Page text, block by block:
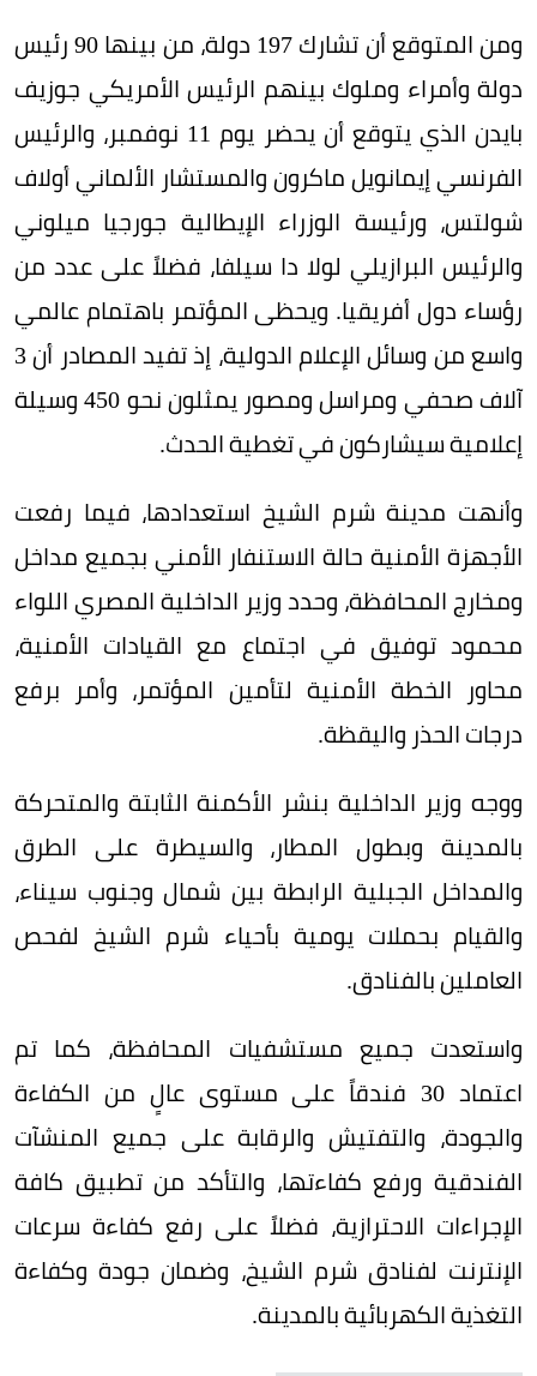
ومن المتوقع أن تشارك 197 دولة، من بينها 90 رئيس
دولة وأمراء وملوك بينهم الرئيس الأمريكي جوزيف
بايدن الذي يتوقع أن يحضر يوم 11 نوفمبر، والرئيس
الفرنسي إيمانويل ماكرون والمستشار الألماني أولاف
شولتس، ورئيسة الوزراء الإيطالية جورجيا ميلوني
والرئيس البرازيلي لولا دا سيلفا، فضلاً على عدد من
رؤساء دول أفريقيا. ويحظى المؤتمر باهتمام عالمي
واسع من وسائل الإعلام الدولية، إذ تفيد المصادر أن 3
آلاف صحفي ومراسل ومصور يمثلون نحو 450 وسيلة
إعلامية سيشاركون في تغطية الحدث.
وأنهت مدينة شرم الشيخ استعدادها، فيما رفعت
الأجهزة الأمنية حالة الاستنفار الأمني بجميع مداخل
ومخارج المحافظة، وحدد وزير الداخلية المصري اللواء
محمود توفيق في اجتماع مع القيادات الأمنية،
محاور الخطة الأمنية لتأمين المؤتمر، وأمر برفع
درجات الحذر واليقظة.
ووجه وزير الداخلية بنشر الأكمنة الثابتة والمتحركة
بالمدينة وبطول المطار، والسيطرة على الطرق
والمداخل الجبلية الرابطة بين شمال وجنوب سيناء،
والقيام بحملات يومية بأحياء شرم الشيخ لفحص
العاملين بالفنادق.
واستعدت جميع مستشفيات المحافظة، كما تم
اعتماد 30 فندقاً على مستوى عالٍ من الكفاءة
والجودة، والتفتيش والرقابة على جميع المنشآت
الفندقية ورفع كفاءتها، والتأكد من تطبيق كافة
الإجراءات الاحترازية، فضلاً على رفع كفاءة سرعات
الإنترنت لفنادق شرم الشيخ، وضمان جودة وكفاءة
التغذية الكهربائية بالمدينة.